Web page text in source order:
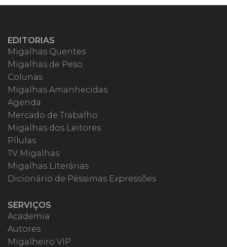
EDITORIAS
Migalhas Quentes
Migalhas de Peso
Colunas
Migalhas Amanhecidas
Agenda
Mercado de Trabalho
Migalhas dos Leitores
Pílulas
TV Migalhas
Migalhas Literárias
Dicionário de Péssimas Expressões
SERVIÇOS
Academia
Autores
Migalheiro VIP